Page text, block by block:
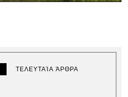
ΤΕΛΕΥΤΑΊΑ ΆΡΘΡΑ